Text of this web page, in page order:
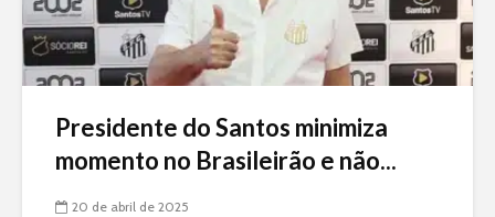
Presidente do Santos minimiza
momento no Brasileirão e não...
20 de abril de 2025